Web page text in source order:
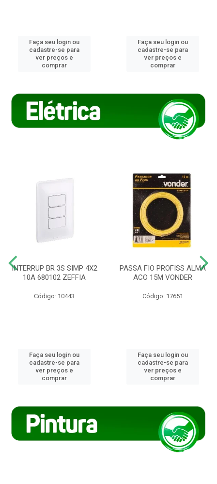
Faça seu login ou
cadastre-se para
ver preços e
comprar
Faça seu login ou
cadastre-se para
ver preços e
comprar
INTERRUP BR 3S SIMP 4X2
10A 680102 ZEFFIA
Código: 10443
Faça seu login ou
cadastre-se para
ver preços e
comprar
PASSA FIO PROFISS ALMA
ACO 15M VONDER
Código: 17651
Faça seu login ou
cadastre-se para
ver preços e
comprar